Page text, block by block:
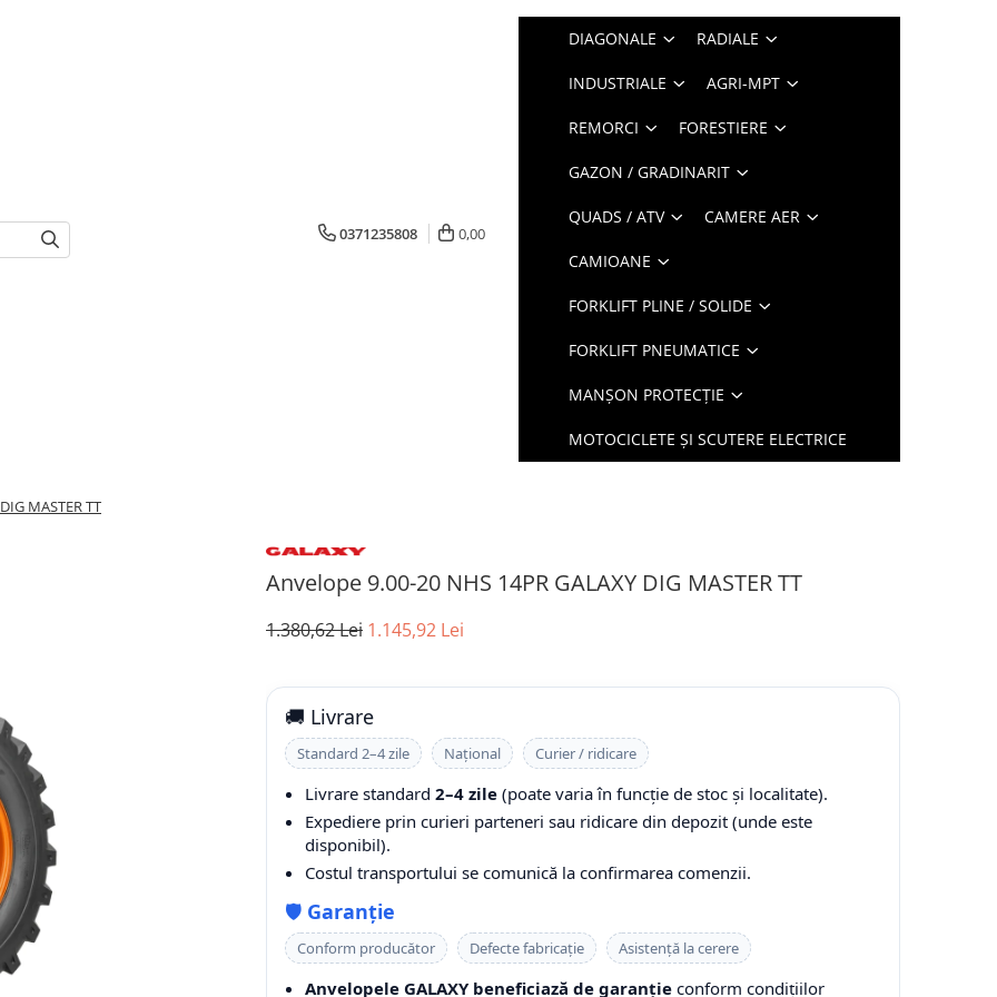
0371235808 0,00
DIAGONALE RADIALE
INDUSTRIALE AGRI-MPT
REMORCI FORESTIERE
GAZON / GRADINARIT
QUADS / ATV CAMERE AER
CAMIOANE
FORKLIFT PLINE / SOLIDE
FORKLIFT PNEUMATICE
MANȘON PROTECȚIE
MOTOCICLETE ȘI SCUTERE ELECTRICE
MASTER TT
Anvelope 9.00-20 NHS 14PR GALAXY DIG MASTER TT
1.380,62 Lei 1.145,92 Lei
🚚 Livrare
Standard 2–4 zile Național Curier / ridicare
Livrare standard 2–4 zile (poate varia în funcție de stoc și localitate).
Expediere prin curieri parteneri sau ridicare din depozit (unde este
disponibil).
Costul transportului se comunică la confirmarea comenzii.
🛡️ Garanție
Conform producător Defecte fabricație Asistență la cerere
Anvelopele GALAXY beneficiază de garanție conform condițiilor